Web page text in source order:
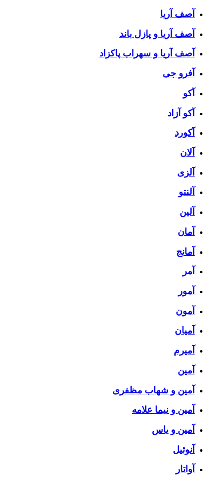
آصف آریا
آصف آریا و پازل باند
آصف آریا و سهراب پاکزاد
آفرو جی
آکو
آکو آزاد
آکورد
آلان
آلزی
آلنتو
آلین
آمان
آمانج
آمر
آمور
آمون
آمیان
آمیرم
آمین
آمین و شهاب مظفری
آمین و نیما علامه
آمین و یاس
آنوئیل
آواتار